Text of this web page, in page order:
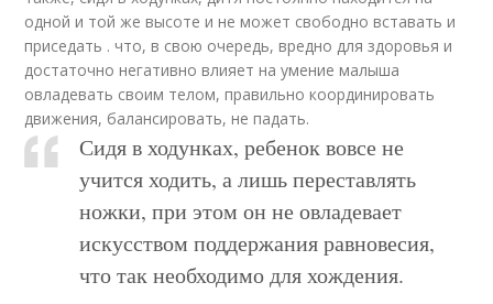
одной и той же высоте и не может свободно вставать и
приседать . что, в свою очередь, вредно для здоровья и
достаточно негативно влияет на умение малыша
овладевать своим телом, правильно координировать
движения, балансировать, не падать.
Сидя в ходунках, ребенок вовсе не
учится ходить, а лишь переставлять
ножки, при этом он не овладевает
искусством поддержания равновесия,
что так необходимо для хождения.